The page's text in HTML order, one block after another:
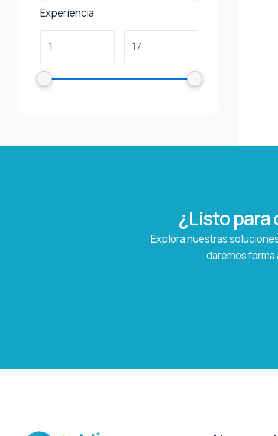
Experiencia
¿Listo
Explora nuestras
daremos forma